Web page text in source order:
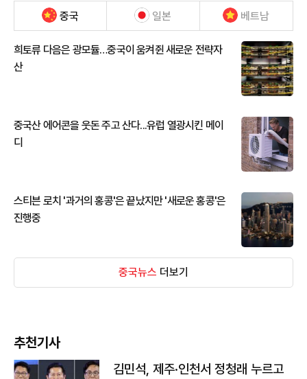
중국 일본 베트남
희토류 다음은 광모듈…중국이 움켜쥔 새로운 전략자
산
중국산 에어콘을 웃돈 주고 산다...유럽 열광시킨 메이
디
스티븐 로치 '과거의 홍콩'은 끝났지만 '새로운 홍콩'은
진행중
중국뉴스 더보기
추천기사
김민석, 제주·인천서 정청래 누르고